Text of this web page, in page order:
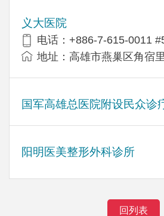
义大医院
电话：+886-7-615-0011
地址：高雄市燕巢区角宿
国军高雄总医院附设民众诊
阳明医美整形外科诊所
回列表